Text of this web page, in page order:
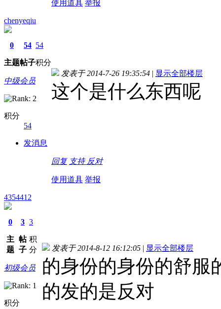
使用道具 举报
chenyeqiu
0
主题
54
帖子
54
积分
中级会员
积分
54
发消息
发表于 2014-7-26 19:35:54 | 显示全部楼层
这个是什么东西呢
回复 支持 反对
使用道具 举报
4354412
0
主
题
3
帖
子
3
积
分
初级会员
积分
发表于 2014-8-12 16:12:05 | 显示全部楼层
的身份的身份的舒服
的发的是反对